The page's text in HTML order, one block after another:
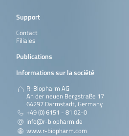
Support
Contact
Filiales
Publications
Informations sur la société
R-Biopharm AG
An der neuen Bergstraße 17
64297 Darmstadt, Germany
+49 (0) 6151 - 81 02-0
info@r-biopharm.de
www.r-biopharm.com